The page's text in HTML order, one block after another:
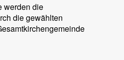
werden die
die gewählten